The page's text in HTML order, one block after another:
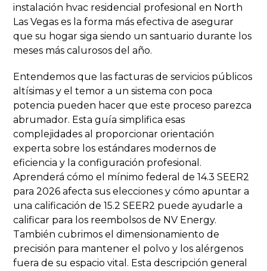
instalación hvac residencial profesional en North
Las Vegas es la forma más efectiva de asegurar
que su hogar siga siendo un santuario durante los
meses más calurosos del año.
Entendemos que las facturas de servicios públicos
altísimas y el temor a un sistema con poca
potencia pueden hacer que este proceso parezca
abrumador. Esta guía simplifica esas
complejidades al proporcionar orientación
experta sobre los estándares modernos de
eficiencia y la configuración profesional.
Aprenderá cómo el mínimo federal de 14.3 SEER2
para 2026 afecta sus elecciones y cómo apuntar a
una calificación de 15.2 SEER2 puede ayudarle a
calificar para los reembolsos de NV Energy.
También cubrimos el dimensionamiento de
precisión para mantener el polvo y los alérgenos
fuera de su espacio vital. Esta descripción general